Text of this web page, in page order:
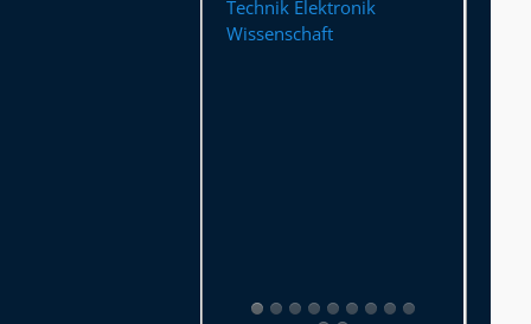
Technik Elektronik
Wissenschaft